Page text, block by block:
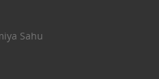
Sahu